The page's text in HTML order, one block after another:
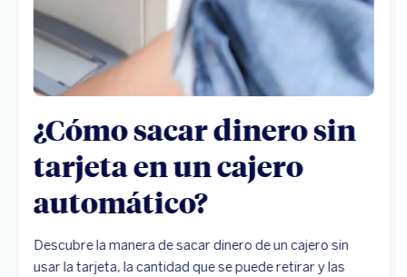
¿Cómo sacar dinero sin
tarjeta en un cajero
automático?
Descubre la manera de sacar dinero de un cajero sin
usar la tarjeta, la cantidad que se puede retirar y las